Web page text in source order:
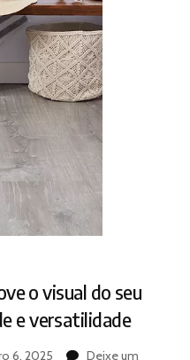
o visual do seu
e versatilidade
6, 2025 Deixe um